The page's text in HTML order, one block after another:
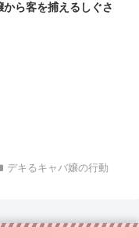
から客を捕えるしぐさ
デキるキャバ嬢の行動